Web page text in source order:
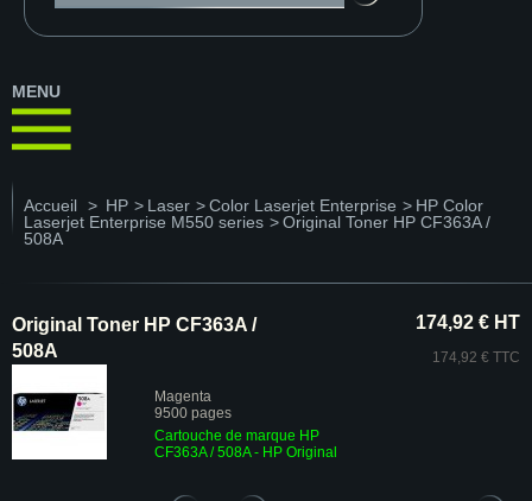
MENU
Accueil > HP > Laser >Color Laserjet Enterprise > HP Color
Laserjet Enterprise M550 series >Original Toner HP CF363A /
508A
Original Toner HP CF363A /
508A
Magenta
9500 pages
Cartouche de marque HP
CF363A / 508A - HP Original
174,92 € HT
174,92 € TTC